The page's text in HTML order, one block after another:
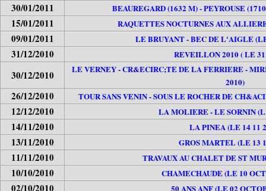
30/01/2011 BEAUREGARD (1632 M) - PEYROUSE
15/01/2011 RAQUETTES NOCTURNES AUX
09/01/2011 LE BRUYANT - BEC DE L'AIGLE
31/12/2010 REVEILLON 2010 ( LE
30/12/2010
LE VERNEY - CR&ECIRC;TE DE LA FERRIERE -
2010)
26/12/2010 TOUR SANS VENIN - SOUS LE ROCHER DE
12/12/2010 LA MOLIERE - LE SORNIN
14/11/2010 LA PINEA (LE 14 11
13/11/2010 GROS MARTEL (LE 13
11/11/2010 TRAVAUX AU CHALET DE ST
10/10/2010 CHAMECHAUDE (LE 10
02/10/2010 50 ANS ANF (LE 02